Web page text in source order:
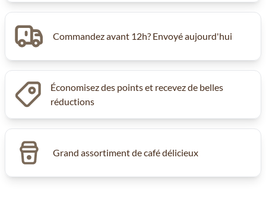
Commandez avant 12h? Envoyé aujourd'hui
Économisez des points et recevez de belles
réductions
Grand assortiment de café délicieux